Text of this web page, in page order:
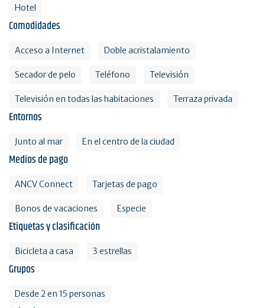
Hotel
Comodidades
Acceso a Internet Doble acristalamiento
Secador de pelo Teléfono Televisión
Televisión en todas las habitaciones Terraza privada
Entornos
Junto al mar En el centro de la ciudad
Medios de pago
ANCV Connect Tarjetas de pago
Bonos de vacaciones Especie
Etiquetas y clasificación
Bicicleta a casa 3 estrellas
Grupos
Desde 2 en 15 personas